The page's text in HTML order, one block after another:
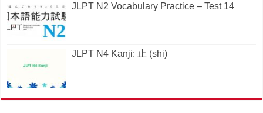
JLPT N2 Vocabulary Practice – Test 14
JLPT N4 Kanji: 止 (shi)